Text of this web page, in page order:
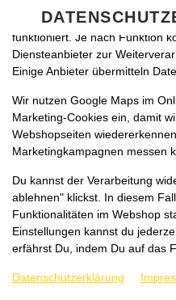
benötigt, damit bei Deinem
funktioniert. Je nach Funktion
Diensteanbieter zur
Einige Anbieter übermitteln
Wir nutzen Google Maps im
Marketing-Cookies ein, damit
Webshopseiten
Marketingkampagnen messen
Du kannst der Verarbeitung
ablehnen" klickst. In diesem
Funktionalitäten im Webshop
Einstellungen kannst du
erfährst Du, indem Du auf das
Datenschutzerklärung